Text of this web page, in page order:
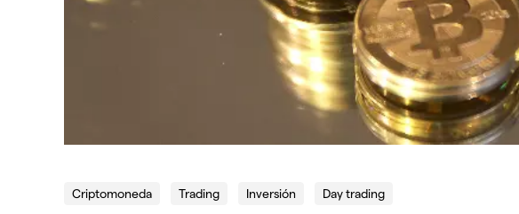
Criptomoneda Trading Inversión Day trading